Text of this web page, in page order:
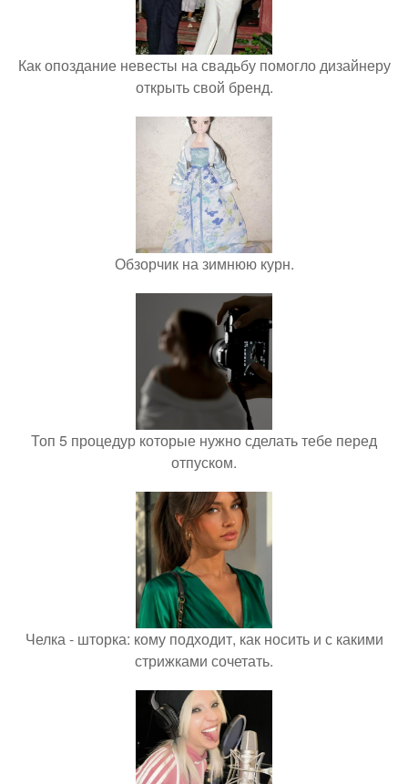
Как опоздание невесты на свадьбу помогло дизайнеру
открыть свой бренд.
Обзорчик на зимнюю курн.
Топ 5 процедур которые нужно сделать тебе перед
отпуском.
Челка - шторка: кому подходит, как носить и с какими
стрижками сочетать.